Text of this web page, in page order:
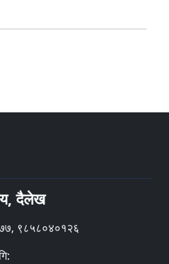
दैलेख
९८५८०४०१२६